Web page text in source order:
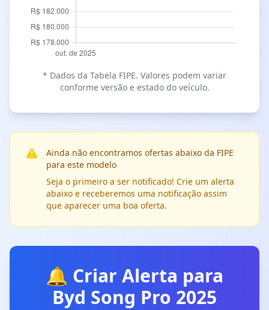
* Dados da Tabela FIPE. Valores podem variar
conforme versão e estado do veículo.
Ainda não encontramos ofertas abaixo da FIPE
para este modelo
Seja o primeiro a ser notificado! Crie um alerta
abaixo e receberemos uma notificação assim
que aparecer uma boa oferta.
🔔 Criar Alerta para
Byd Song Pro 2025